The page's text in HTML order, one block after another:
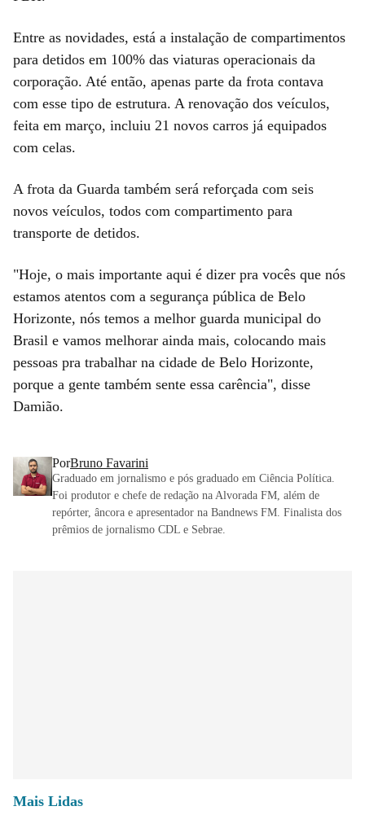
Entre as novidades, está a instalação de compartimentos
para detidos em 100% das viaturas operacionais da
corporação. Até então, apenas parte da frota contava
com esse tipo de estrutura. A renovação dos veículos,
feita em março, incluiu 21 novos carros já equipados
com celas.
A frota da Guarda também será reforçada com seis
novos veículos, todos com compartimento para
transporte de detidos.
"Hoje, o mais importante aqui é dizer pra vocês que nós
estamos atentos com a segurança pública de Belo
Horizonte, nós temos a melhor guarda municipal do
Brasil e vamos melhorar ainda mais, colocando mais
pessoas pra trabalhar na cidade de Belo Horizonte,
porque a gente também sente essa carência", disse
Damião.
PorBruno Favarini
Graduado em jornalismo e pós graduado em Ciência Política.
Foi produtor e chefe de redação na Alvorada FM, além de
repórter, âncora e apresentador na Bandnews FM. Finalista dos
prêmios de jornalismo CDL e Sebrae.
Mais Lidas